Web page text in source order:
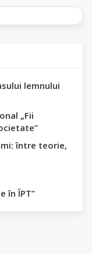
lemnului
„Fii
între teorie,
în ÎPT”